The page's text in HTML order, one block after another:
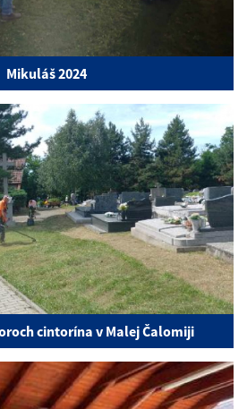
Mikuláš 2024
cintorína v Malej Čalomiji